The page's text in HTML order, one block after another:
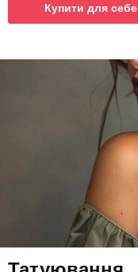
Купити для себе